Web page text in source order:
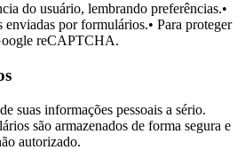
do usuário, lembrando preferências.•
enviadas por formulários.• Para proteger
reCAPTCHA.
suas informações pessoais a sério.
são armazenados de forma segura e
autorizado.